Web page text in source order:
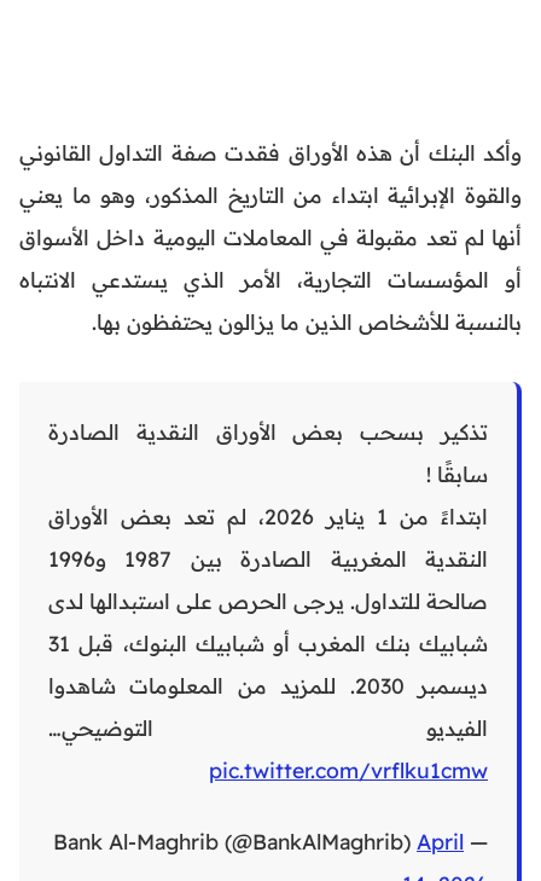
وأكد البنك أن هذه الأوراق فقدت صفة التداول القانوني
والقوة الإبرائية ابتداء من التاريخ المذكور، وهو ما يعني
أنها لم تعد مقبولة في المعاملات اليومية داخل الأسواق
أو المؤسسات التجارية، الأمر الذي يستدعي الانتباه
بالنسبة للأشخاص الذين ما يزالون يحتفظون بها.
تذكير بسحب بعض الأوراق النقدية الصادرة
سابقًا !
ابتداءً من 1 يناير 2026، لم تعد بعض الأوراق
النقدية المغربية الصادرة بين 1987 و1996
صالحة للتداول. يرجى الحرص على استبدالها لدى
شبابيك بنك المغرب أو شبابيك البنوك، قبل 31
ديسمبر 2030. للمزيد من المعلومات شاهدوا
الفيديو التوضيحي…
pic.twitter.com/vrflku1cmw
— Bank Al-Maghrib (@BankAlMaghrib)
April